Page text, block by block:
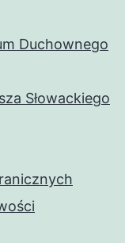
Duchownego
Słowackiego